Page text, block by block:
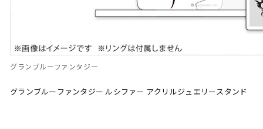
グランブルーファンタジー
グランブルーファンタジー ルシファー アクリルジュエリースタンド